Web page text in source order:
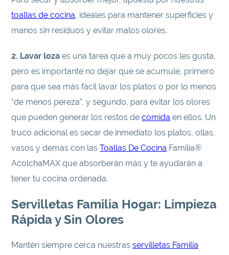
toallas de cocina, ideales para mantener superficies y
manos sin residuos y evitar malos olores.
2. Lavar loza es una tarea que a muy pocos les gusta,
pero es importante no dejar que se acumule, primero
para que sea más fácil lavar los platos o por lo menos
“de menos pereza”, y segundo, para evitar los olores
que pueden generar los restos decomida en ellos. Un
truco adicional es secar de inmediato los platos, ollas,
vasos y demás con lasToallas De Cocina Familia®
AcolchaMAX que absorberán más y te ayudarán a
tener tu cocina ordenada.
Servilletas Familia Hogar: Limpieza
Rápida y Sin Olores
Mantén siempre cerca nuestrasservilletas Familia